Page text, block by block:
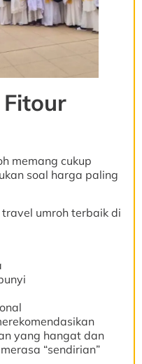
memang cukup
soal harga paling
umroh terbaik di
yang hangat dan
“sendirian”